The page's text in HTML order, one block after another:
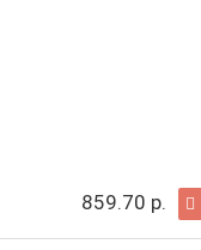
859.70 р.